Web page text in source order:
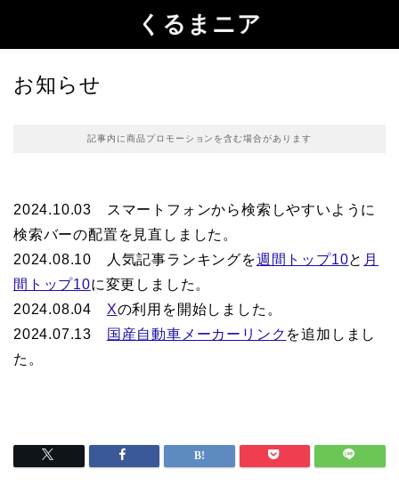
くるまニア
お知らせ
記事内に商品プロモーションを含む場合があります
2024.10.03 スマートフォンから検索しやすいように
検索バーの配置を見直しました。
2024.08.10 人気記事ランキングを週間トップ10と 月
間トップ10に変更しました。
2024.08.04 Xの利用を開始しました。
2024.07.13
国産自動車メーカーリンク を追加しまし
た。